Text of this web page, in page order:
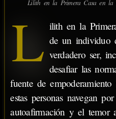
Lilith en la Primera Casa en la
L ilith en la
de un individuo
verdadero ser,
desafiar las
fuente de
estas personas navegan
autoafirmación y el temor